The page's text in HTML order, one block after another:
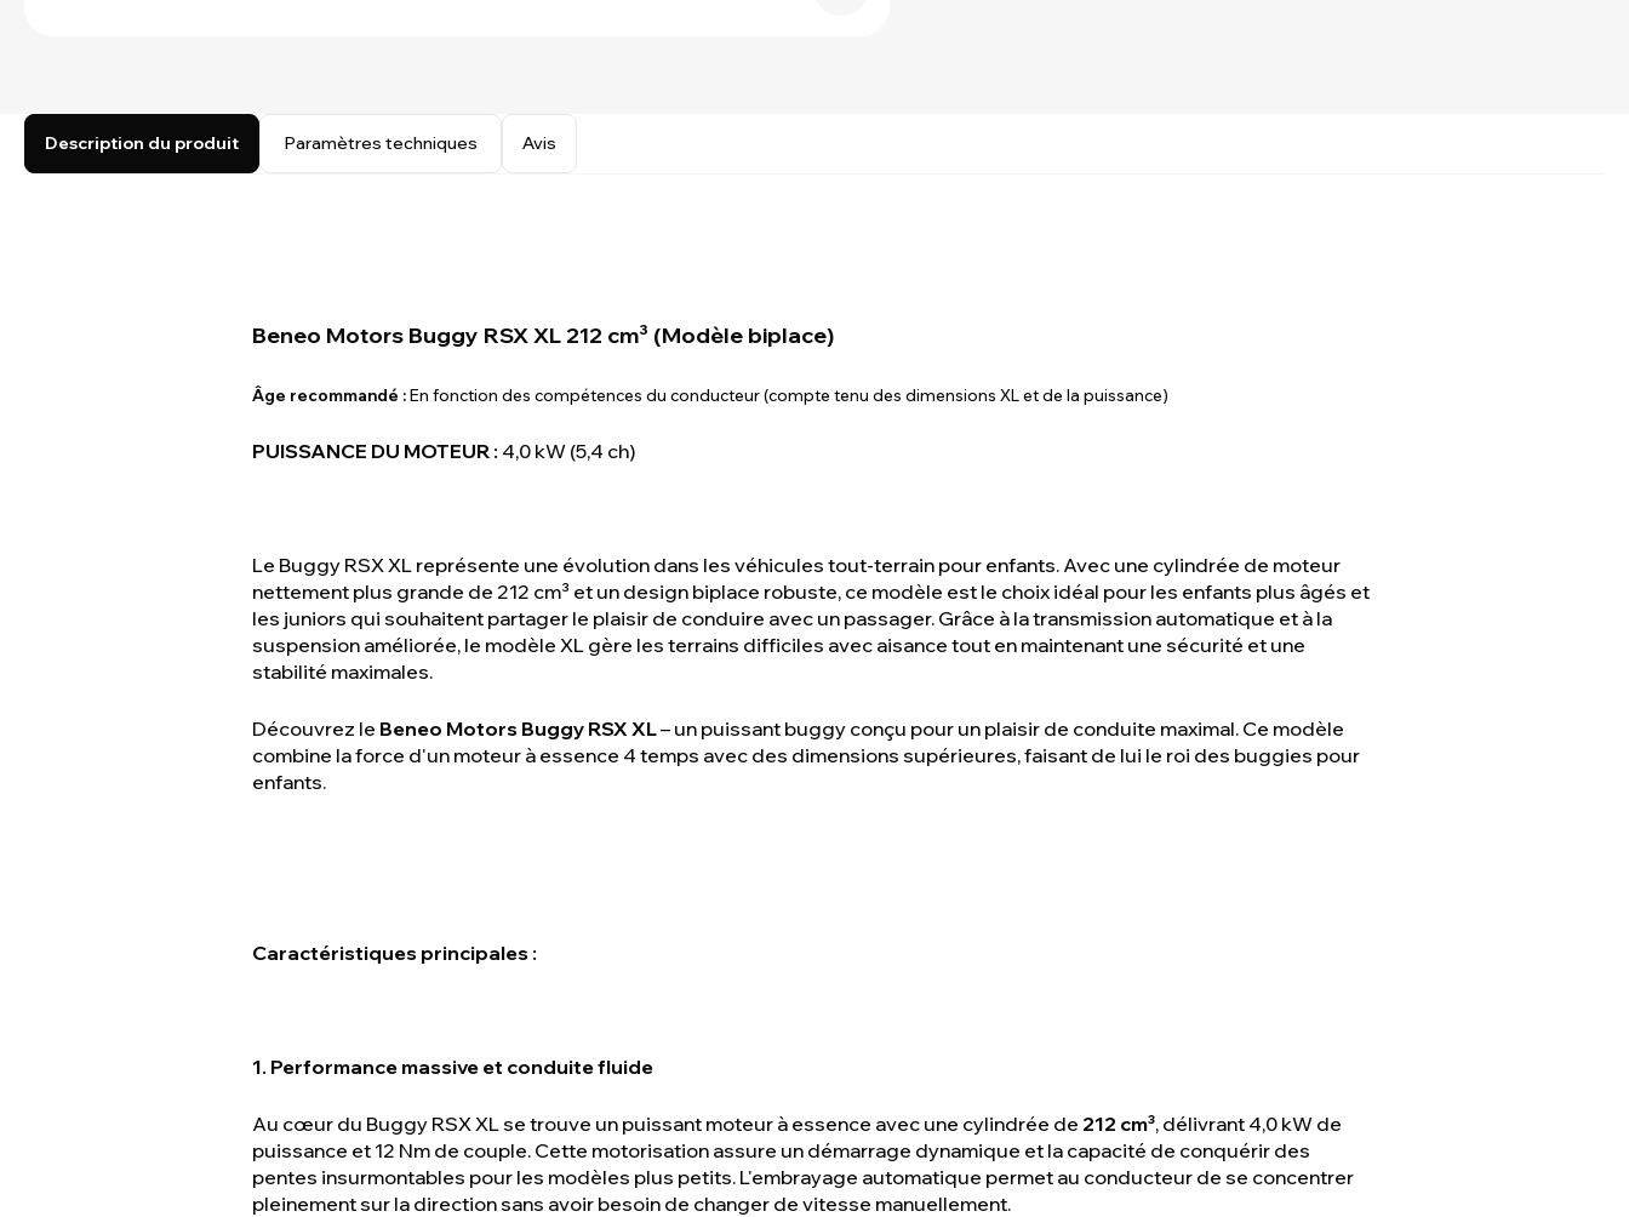
Description du produit Paramètres techniques Avis
Beneo Motors Buggy RSX XL 212 cm³ (Modèle biplace)
Âge recommandé :En fonction des compétences du conducteur (compte tenu des dimensions XL et de la puissance)
PUISSANCE DU MOTEUR : 4,0 kW (5,4 ch)
Le Buggy RSX XL représente une évolution dans les véhicules tout-terrain pour enfants. Avec une cylindrée de moteur
nettement plus grande de 212 cm³ et un design biplace robuste, ce modèle est le choix idéal pour les enfants plus âgés et
les juniors qui souhaitent partager le plaisir de conduire avec un passager. Grâce à la transmission automatique et à la
suspension améliorée, le modèle XL gère les terrains difficiles avec aisance tout en maintenant une sécurité et une
stabilité maximales.
Découvrez le Beneo Motors Buggy RSX XL– un puissant buggy conçu pour un plaisir de conduite maximal. Ce modèle
combine la force d'un moteur à essence 4 temps avec des dimensions supérieures, faisant de lui le roi des buggies pour
enfants.
Caractéristiques principales :
1. Performance massive et conduite fluide
Au cœur du Buggy RSX XL se trouve un puissant moteur à essence avec une cylindrée de 212 cm³, délivrant 4,0 kW de
puissance et 12 Nm de couple. Cette motorisation assure un démarrage dynamique et la capacité de conquérir des
pentes insurmontables pour les modèles plus petits. L'embrayage automatique permet au conducteur de se concentrer
pleinement sur la direction sans avoir besoin de changer de vitesse manuellement.